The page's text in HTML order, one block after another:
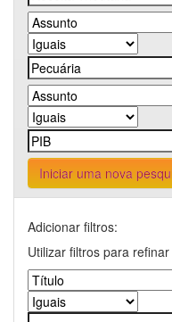
Iniciar uma nova
Adicionar filtros:
Utilizar filtros para